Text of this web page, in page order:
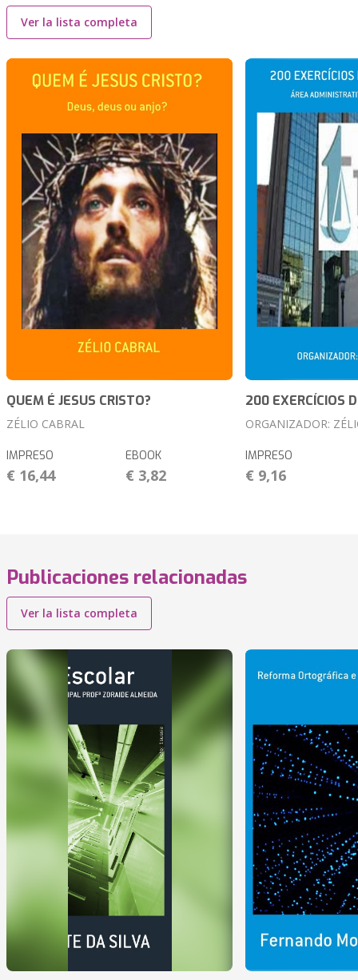
Ver la lista completa
QUEM É JESUS CRISTO?
ZÉLIO CABRAL
IMPRESO
€ 16,44
EBOOK
€ 3,82
200 EXERCÍCIOS
ORGANIZADOR:
IMPRESO
€ 9,16
Publicaciones relacionadas
Ver la lista completa